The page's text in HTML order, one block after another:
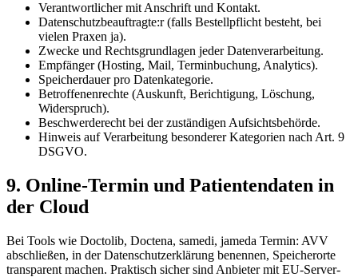
Verantwortlicher mit Anschrift und Kontakt.
Datenschutzbeauftragte:r (falls Bestellpflicht besteht, bei
vielen Praxen ja).
Zwecke und Rechtsgrundlagen jeder Datenverarbeitung.
Empfänger (Hosting, Mail, Terminbuchung, Analytics).
Speicherdauer pro Datenkategorie.
Betroffenenrechte (Auskunft, Berichtigung, Löschung,
Widerspruch).
Beschwerderecht bei der zuständigen Aufsichtsbehörde.
Hinweis auf Verarbeitung besonderer Kategorien nach Art. 9
DSGVO.
9. Online-Termin und Patientendaten in
der Cloud
Bei Tools wie Doctolib, Doctena, samedi, jameda Termin: AVV
abschließen, in der Datenschutzerklärung benennen, Speicherorte
transparent machen. Praktisch sicher sind Anbieter mit EU-Server-